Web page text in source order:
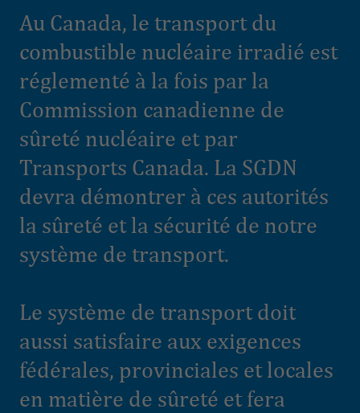
Au Canada, le transport du
combustible nucléaire irradié est
réglementé à la fois par la
Commission canadienne de
sûreté nucléaire et par
Transports Canada. La SGDN
devra démontrer à ces autorités
la sûreté et la sécurité de notre
système de transport.
Le système de transport doit
aussi satisfaire aux exigences
fédérales, provinciales et locales
en matière de sûreté et fera